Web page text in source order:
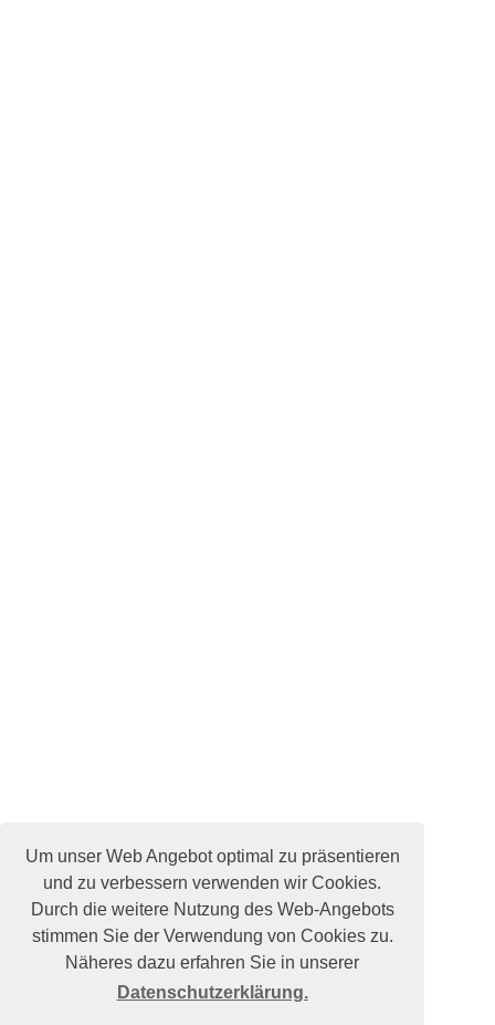
Um unser Web Angebot optimal zu präsentieren
und zu verbessern verwenden wir Cookies.
Durch die weitere Nutzung des Web-Angebots
stimmen Sie der Verwendung von Cookies zu.
Näheres dazu erfahren Sie in unserer
Datenschutzerklärung.